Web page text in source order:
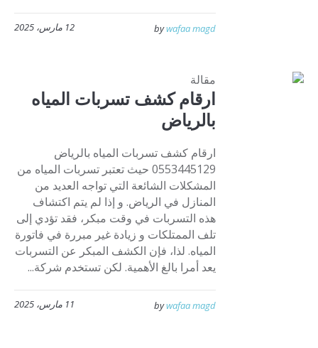
12 مارس، 2025 bywafaa magd
مقالة
ارقام كشف تسربات المياه
بالرياض
ارقام كشف تسربات المياه بالرياض
0553445129 حيث تعتبر تسربات المياه من
المشكلات الشائعة التي تواجه العديد من
المنازل في الرياض. و إذا لم يتم اكتشاف
هذه التسربات في وقت مبكر، فقد تؤدي إلى
تلف الممتلكات و زيادة غير مبررة في فاتورة
المياه. لذا، فإن الكشف المبكر عن التسربات
يعد أمرا بالغ الأهمية. لكن تستخدم شركة...
11 مارس، 2025 bywafaa magd